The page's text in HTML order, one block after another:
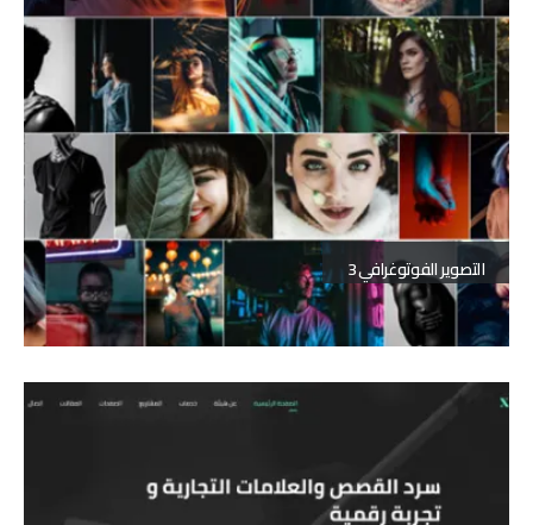
التصوير الفوتوغرافي 3